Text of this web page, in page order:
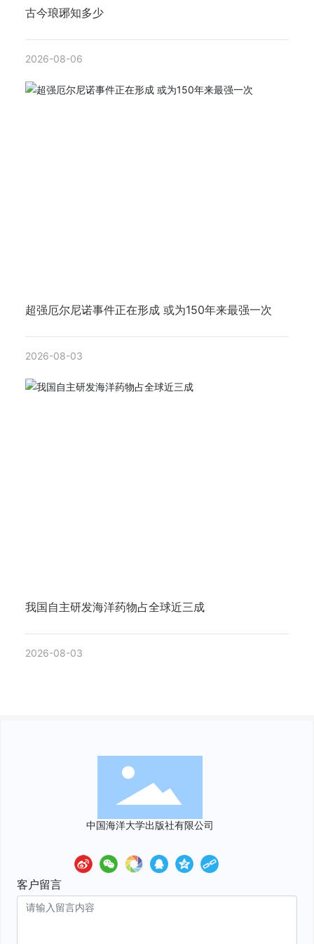
古今琅琊知多少
2026-08-06
超强厄尔尼诺事件正在形成 或为150年来最强一次
2026-08-03
我国自主研发海洋药物占全球近三成
2026-08-03
中国海洋大学出版社有限公司
客户留言